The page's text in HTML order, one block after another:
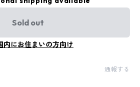
Sold out
内にお住まいの方向け
通報する